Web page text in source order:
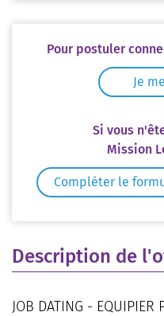
Description de
JOB DATING -
Pour postuler
Je
Si vous
Mission
Compléter le